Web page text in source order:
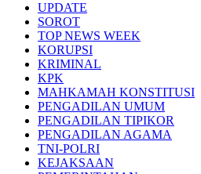
UPDATE
SOROT
TOP NEWS WEEK
KORUPSI
KRIMINAL
KPK
MAHKAMAH KONSTITUSI
PENGADILAN UMUM
PENGADILAN TIPIKOR
PENGADILAN AGAMA
TNI-POLRI
KEJAKSAAN